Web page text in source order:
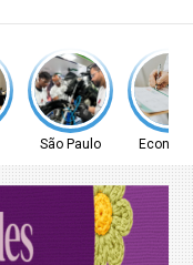
São Paulo